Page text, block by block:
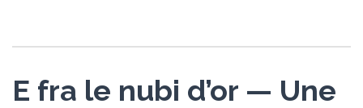
E fra le nubi d’or — Une